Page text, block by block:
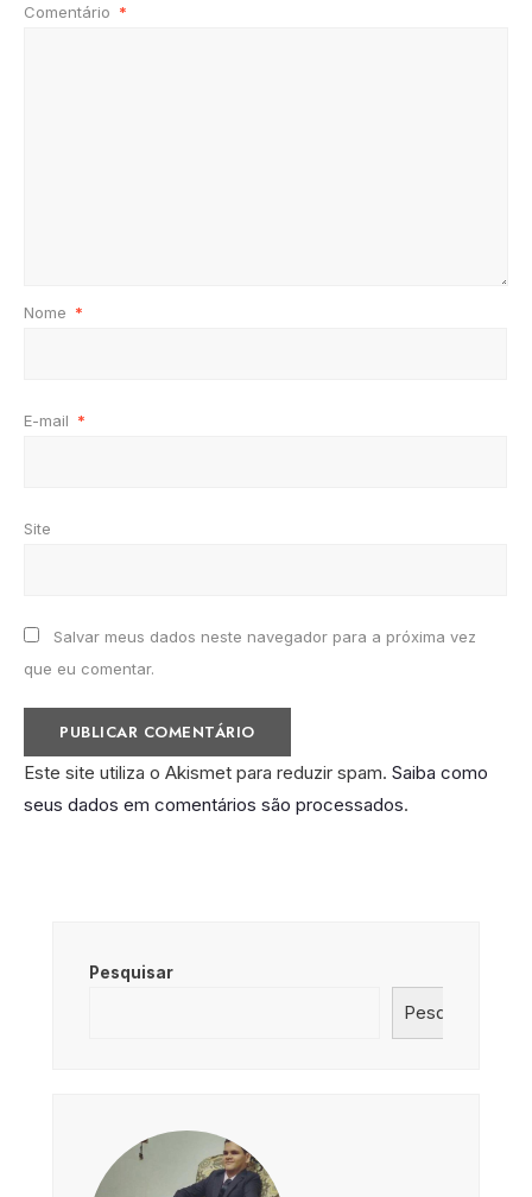
Comentário *
Nome *
E-mail *
Site
Salvar meus dados neste navegador para a próxima vez
que eu comentar.
Este site utiliza o Akismet para reduzir spam. Saiba como
seus dados em comentários são processados.
Pesquisar
Pesquisar